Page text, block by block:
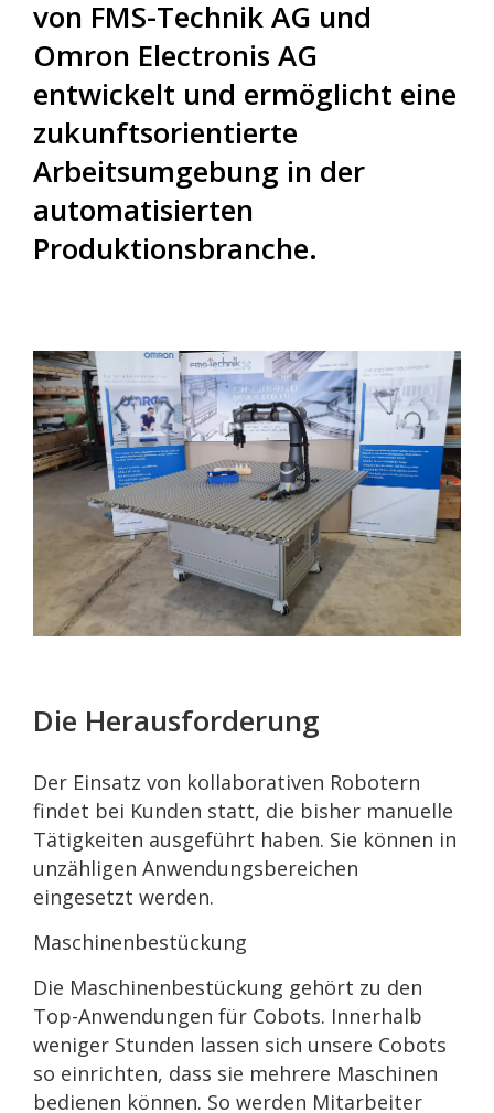
von FMS-Technik AG und
Omron Electronis AG
entwickelt und ermöglicht eine
zukunftsorientierte
Arbeitsumgebung in der
automatisierten
Produktionsbranche.
Die Herausforderung
Der Einsatz von kollaborativen Robotern
findet bei Kunden statt, die bisher manuelle
Tätigkeiten ausgeführt haben. Sie können in
unzähligen Anwendungsbereichen
eingesetzt werden.
Maschinenbestückung
Die Maschinenbestückung gehört zu den
Top-Anwendungen für Cobots. Innerhalb
weniger Stunden lassen sich unsere Cobots
so einrichten, dass sie mehrere Maschinen
bedienen können. So werden Mitarbeiter